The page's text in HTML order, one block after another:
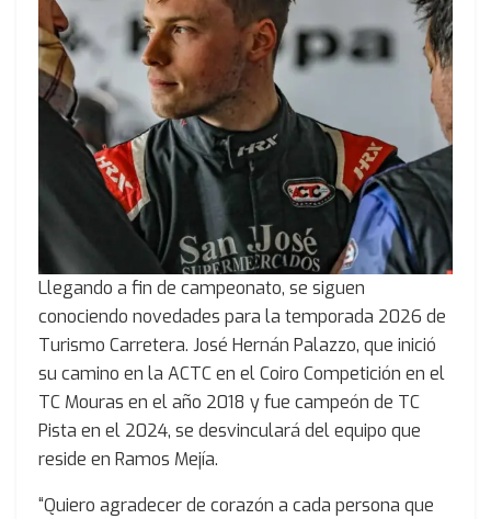
Llegando a fin de campeonato, se siguen
conociendo novedades para la temporada 2026 de
Turismo Carretera. José Hernán Palazzo, que inició
su camino en la ACTC en el Coiro Competición en el
TC Mouras en el año 2018 y fue campeón de TC
Pista en el 2024, se desvinculará del equipo que
reside en Ramos Mejía.
“Quiero agradecer de corazón a cada persona que